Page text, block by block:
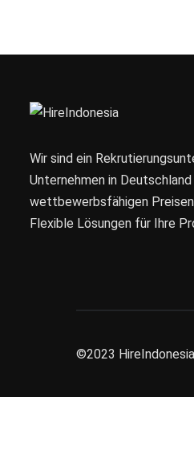
Wir sind ein
Unternehmen in
wettbewerbsfähigen Preisen
Flexible Lösungen für Ihre
©2023